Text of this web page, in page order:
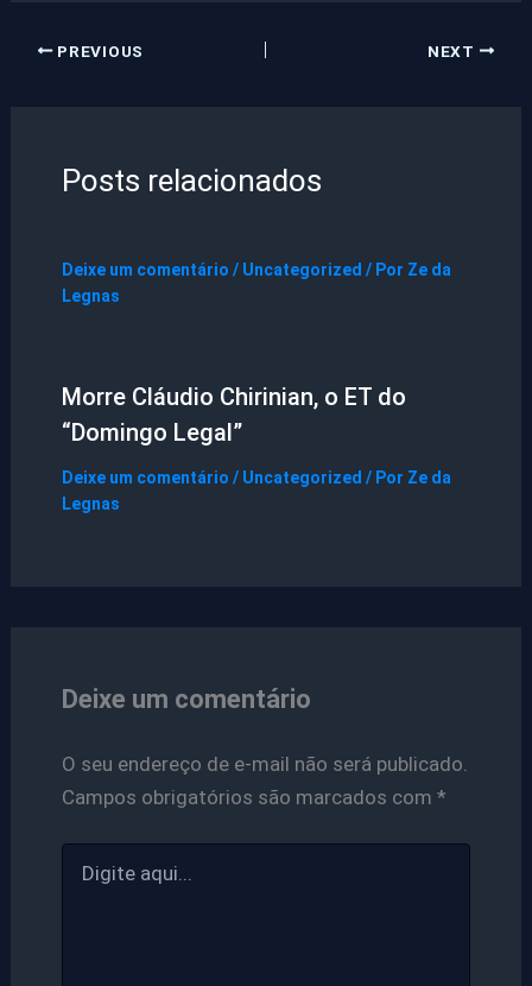
PREVIOUS NEXT
Posts relacionados
Deixe um comentário / Uncategorized / Por Ze da
Legnas
Morre Cláudio Chirinian, o ET do
“Domingo Legal”
Deixe um comentário / Uncategorized / Por Ze da
Legnas
Deixe um comentário
O seu endereço de e-mail não será publicado.
Campos obrigatórios são marcados com *
aqui...